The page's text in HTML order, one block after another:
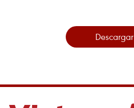
Descargar